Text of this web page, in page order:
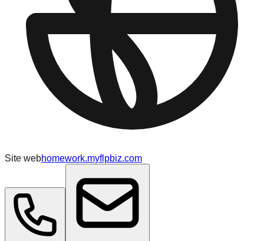
Site webhomework.myflpbiz.com